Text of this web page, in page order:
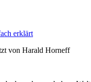
erklärt
von Harald Horneff